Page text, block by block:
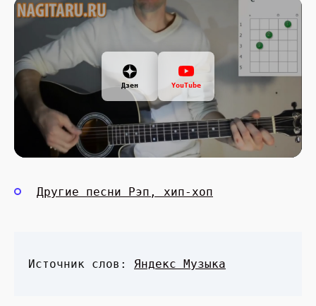
Дзен YouTube
Другие песни Рэп, хип-хоп
Источник слов: Яндекс Музыка